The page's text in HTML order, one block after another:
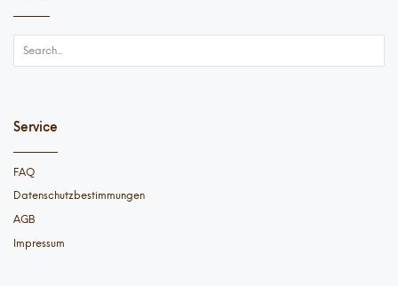
Service
FAQ
Datenschutzbestimmungen
AGB
Impressum